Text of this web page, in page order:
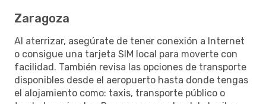
Zaragoza
Al aterrizar, asegúrate de tener conexión a Internet
o consigue una tarjeta SIM local para moverte con
facilidad. También revisa las opciones de transporte
disponibles desde el aeropuerto hasta donde tengas
el alojamiento como: taxis, transporte público o